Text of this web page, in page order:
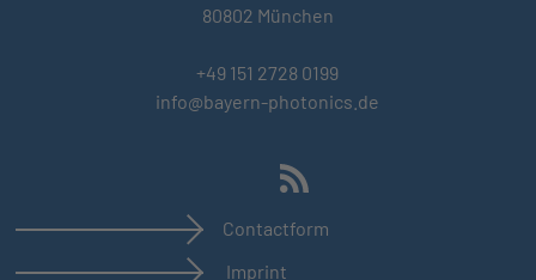
80802 München
+49 151 2728 0199
info@bayern-photonics.de
Contactform
Imprint